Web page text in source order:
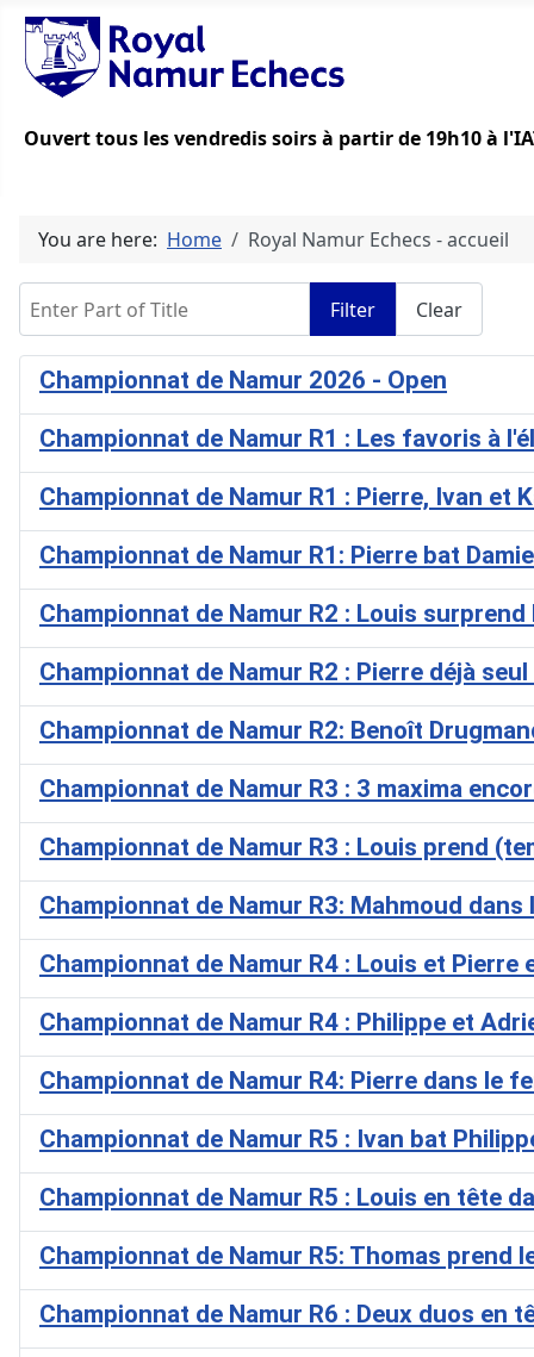
Ouvert tous les vendredis soirs à partir de 19h10 à
You are here: Home Royal Namur Echecs - accueil
Filter Clear
Championnat de Namur 2026 - Open
Championnat de Namur R1 : Les favoris à
Championnat de Namur R1 : Pierre, Ivan et
Championnat de Namur R1: Pierre bat
Championnat de Namur R2 : Louis surprend
Championnat de Namur R2 : Pierre déjà
Championnat de Namur R2: Benoît
Championnat de Namur R3 : 3 maxima
Championnat de Namur R3 : Louis prend
Championnat de Namur R3: Mahmoud
Championnat de Namur R4 : Louis et
Championnat de Namur R4 : Philippe et
Championnat de Namur R4: Pierre dans le
Championnat de Namur R5 : Ivan bat
Championnat de Namur R5 : Louis en tête
Championnat de Namur R5: Thomas prend
Championnat de Namur R6 : Deux duos en